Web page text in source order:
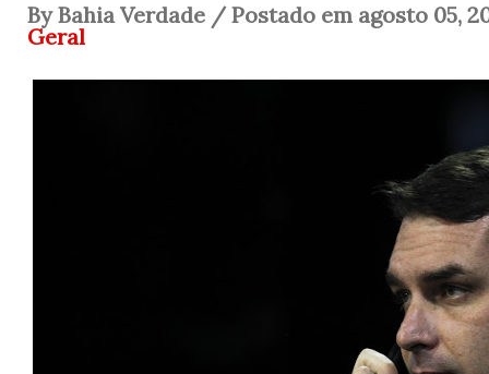
By Bahia Verdade / Postado em agosto 05,
Geral